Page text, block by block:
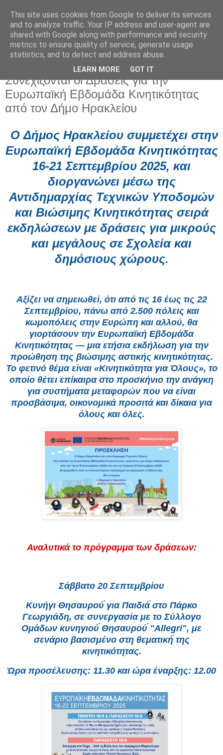
Παρασκευή 19 Σεπτεμβρίου 2025
Συνεχίζονται οι Δράσεις για την
Ευρωπαϊκή Εβδομάδα Κινητικότητας
από τον Δήμο Ηρακλείου
O Δήμος Ηρακλείου συμμετέχει στην
Ευρωπαϊκή Εβδομάδα Κινητικότητας
16-21 Σεπτεμβρίου 2025, και
διοργανώνει μέσω της
Αντιδημαρχίας Τεχνικών Υποδομών
και Βιώσιμης Κινητικότητας σειρά
εκδηλώσεων με δράσεις για μικρούς
και μεγάλους σε Σχολεία και
δημόσιους χώρους.
Αξίζει να σημειωθεί, ότι από τις 16 έως τις 22
Σεπτεμβρίου, πάνω από 2.500 πόλεις και
κωμοπόλεις στην Ευρώπη και αλλού, θα
γιορτάσουν την Ευρωπαϊκή Εβδομάδα
Κινητικότητας — μια ετήσια εκδήλωση για την
προώθηση της βιώσιμης αστικής κινητικότητας.
Το φετινό θέμα είναι «Κινητικότητα για Όλους», το
οποίο θέτει επίκαιρα στο προσκήνιο την ανάγκη
για συστήματα μεταφορών που να είναι
προσβάσιμα, οικονομικά προσιτά και δίκαια για
όλους και όλες.
Αναλυτικά το πρόγραμμα των δράσεων:
Σάββατο 20 Σεπτεμβρίου
Κυνήγι Θησαυρού́ για Παιδιά́ στο Πάρκο
Γεωργιάδη, σε συνεργασία με το Σύλλογο
Ομάδων κυνηγιού́ Θησαυρού́ "Allegri", με
σενάριο βασισμένο στη θεματική́ της
κινητικότητας.
Ώρα προσέλευσης: 11.30 και ώρα έναρξης: 12.00
This site uses cookies from Google to deliver its services
and to analyze traffic. Your IP address and user-agent are
shared with Google along with performance and security
metrics to ensure quality of service, generate usage
statistics, and to detect and address abuse.
LEARN MORE GOT IT